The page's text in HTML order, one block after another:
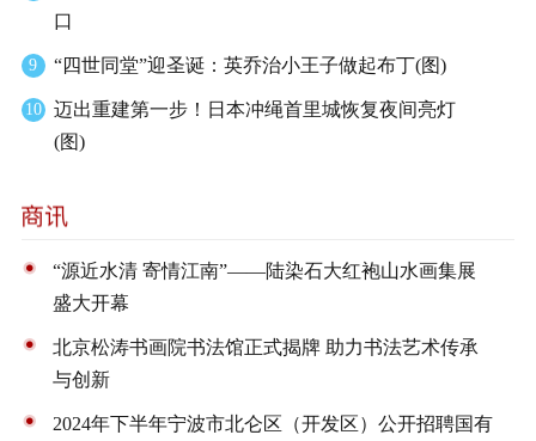
口
9 “四世同堂”迎圣诞：英乔治小王子做起布丁(图)
10
迈出重建第一步！日本冲绳首里城恢复夜间亮灯
(图)
“源近水清 寄情江南”——陆染石大红袍山水画集展
盛大开幕
北京松涛书画院书法馆正式揭牌 助力书法艺术传承
与创新
2024年下半年宁波市北仑区（开发区）公开招聘国有